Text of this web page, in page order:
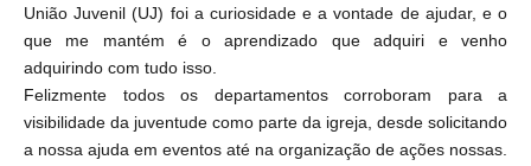
União Juvenil (UJ) foi a curiosidade e a vontade de ajudar, e o
que me mantém é o aprendizado que adquiri e venho
adquirindo com tudo isso.
Felizmente todos os departamentos corroboram para a
visibilidade da juventude como parte da igreja, desde solicitando
a nossa ajuda em eventos até na organização de ações nossas.